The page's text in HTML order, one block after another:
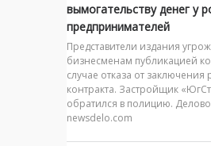
вымогательству денег у
предпринимателей
Представители издания
бизнесменам публикацией
случае отказа от заключения
контракта. Застройщик
обратился в полицию.
newsdelo.com